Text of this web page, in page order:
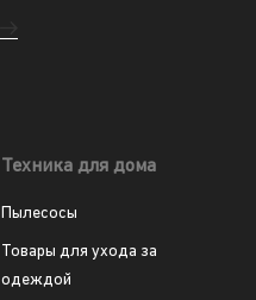
Техника для дома
Пылесосы
Товары для ухода за
одеждой